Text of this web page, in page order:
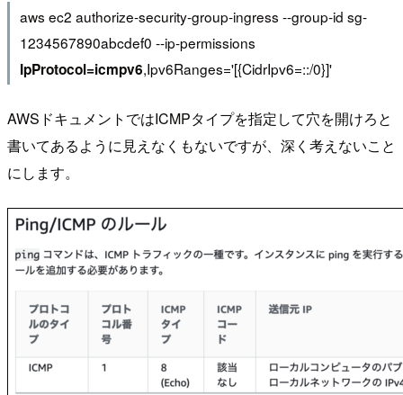
aws ec2 authorize-security-group-ingress --group-id sg-
1234567890abcdef0 --ip-permissions
IpProtocol=icmpv6,Ipv6Ranges='[{CidrIpv6=::/0}]'
AWSドキュメントではICMPタイプを指定して穴を開けろと
書いてあるように見えなくもないですが、深く考えないこと
にします。